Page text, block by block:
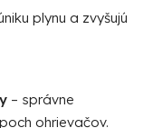
plynu a zvyšujú
– správne
ohrievačov.